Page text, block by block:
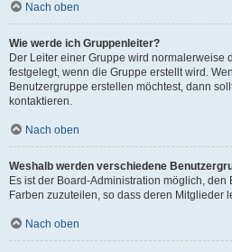
Nach oben
Wie werde ich Gruppenleiter?
Der Leiter einer Gruppe wird normalerweise
festgelegt, wenn die Gruppe erstellt wird.
Benutzergruppe erstellen möchtest, dann
kontaktieren.
Nach oben
Weshalb werden verschiedene
Es ist der Board-Administration möglich,
Farben zuzuteilen, so dass deren Mitglieder
Nach oben